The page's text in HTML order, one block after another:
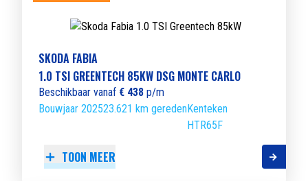
SKODA FABIA
1.0 TSI GREENTECH 85KW DSG MONTE CARLO
Beschikbaar vanaf € 438 p/m
Bouwjaar 202523.621 km geredenKenteken
HTR65F
TOON MEER